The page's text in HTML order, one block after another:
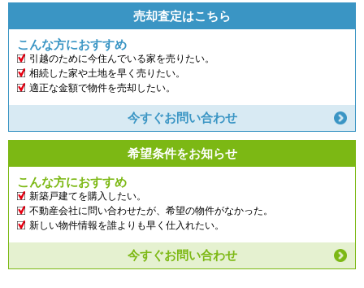
売却査定はこちら
こんな方におすすめ
引越のために今住んでいる家を売りたい。
相続した家や土地を早く売りたい。
適正な金額で物件を売却したい。
今すぐお問い合わせ
希望条件をお知らせ
こんな方におすすめ
新築戸建てを購入したい。
不動産会社に問い合わせたが、希望の物件がなかった。
新しい物件情報を誰よりも早く仕入れたい。
今すぐお問い合わせ